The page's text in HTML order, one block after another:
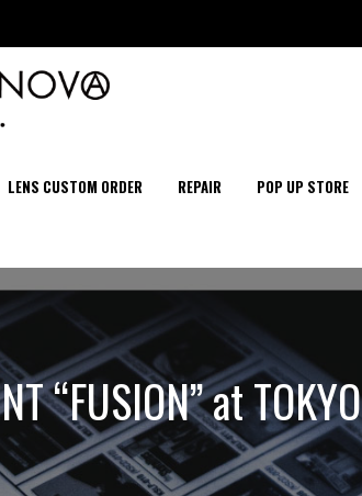
LENS CUSTOM ORDER REPAIR POP UP STORE
“FUSION” at TOKYO